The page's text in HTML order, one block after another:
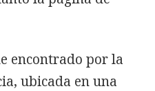
encontrado por la
ubicada en una